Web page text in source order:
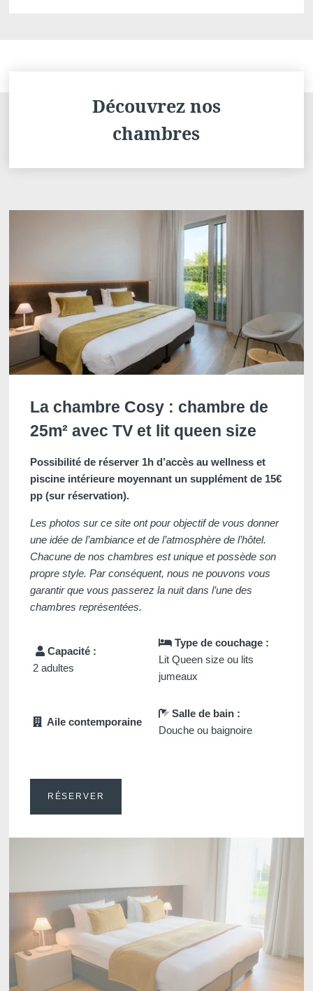
Découvrez nos
chambres
La chambre Cosy : chambre de
25m² avec TV et lit queen size
Possibilité de réserver 1h d’accès au wellness et
piscine intérieure moyennant un supplément de 15€
pp (sur réservation).
Les photos sur ce site ont pour objectif de vous donner
une idée de l’ambiance et de l’atmosphère de l’hôtel.
Chacune de nos chambres est unique et possède son
propre style. Par conséquent, nous ne pouvons vous
garantir que vous passerez la nuit dans l’une des
chambres représentées.
Capacité :
2 adultes
Type de couchage :
Lit Queen size ou lits
jumeaux
Aile contemporaine
Salle de bain :
Douche ou baignoire
RÉSERVER